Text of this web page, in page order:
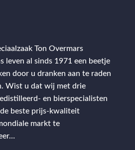
Ton Overmars
leven al sinds 1971 een beetje
door u dranken aan te raden
Wist u dat wij met drie
en bierspecialisten
beste prijs-kwaliteit
markt te